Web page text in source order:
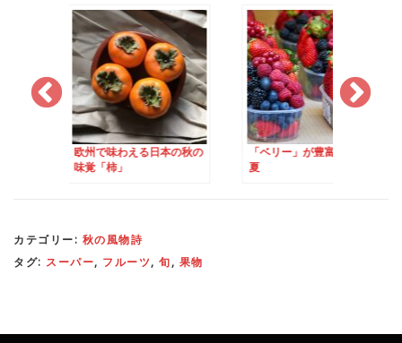
える日本の秋の
「ベリー」が豊富な北欧の
初めて食べた「食用
カテゴリー: 秋の風物詩
タグ: スーパー, フルーツ, 旬, 果物